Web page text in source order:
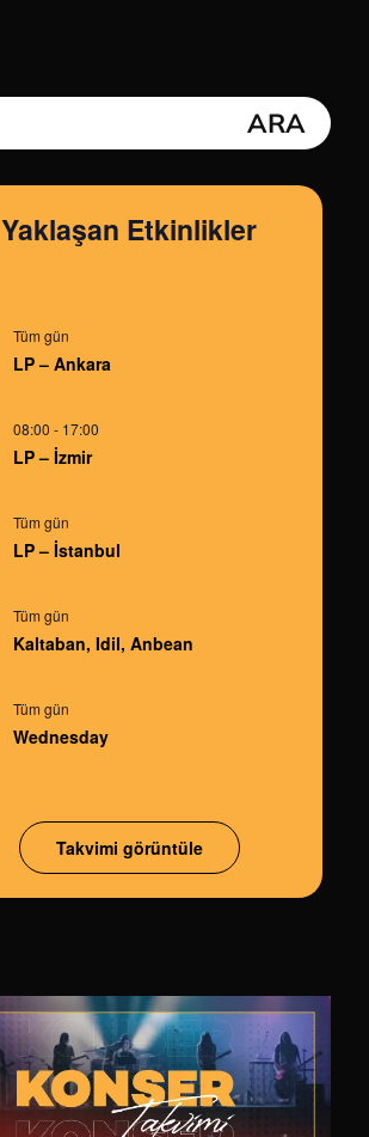
Yaklaşan Etkinlikler
Tüm gün
LP – Ankara
08:00 - 17:00
LP – İzmir
Tüm gün
LP – İstanbul
Tüm gün
Kaltaban, Idil, Anbean
Tüm gün
Wednesday
Takvimi görüntüle